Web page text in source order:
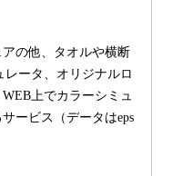
の他、タオルや横断
ータ、オリジナルロ
上でカラーシミュ
ービス（データはeps